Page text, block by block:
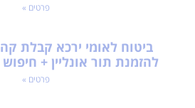
פרטים »
ביטוח לאומי ירכא קבלת
להזמנת תור אונליין + חיפוש
פרטים »